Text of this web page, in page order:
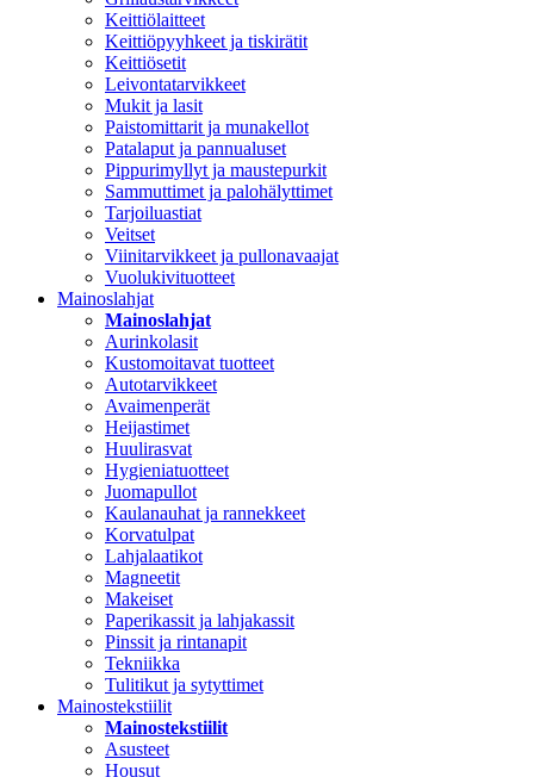
Keittiölaitteet
Keittiöpyyhkeet ja tiskirätit
Keittiösetit
Leivontatarvikkeet
Mukit ja lasit
Paistomittarit ja munakellot
Patalaput ja pannualuset
Pippurimyllyt ja maustepurkit
Sammuttimet ja palohälyttimet
Tarjoiluastiat
Veitset
Viinitarvikkeet ja pullonavaajat
Vuolukivituotteet
Mainoslahjat
Mainoslahjat
Aurinkolasit
Kustomoitavat tuotteet
Autotarvikkeet
Avaimenperät
Heijastimet
Huulirasvat
Hygieniatuotteet
Juomapullot
Kaulanauhat ja rannekkeet
Korvatulpat
Lahjalaatikot
Magneetit
Makeiset
Paperikassit ja lahjakassit
Pinssit ja rintanapit
Tekniikka
Tulitikut ja sytyttimet
Mainostekstiilit
Mainostekstiilit
Asusteet
Housut